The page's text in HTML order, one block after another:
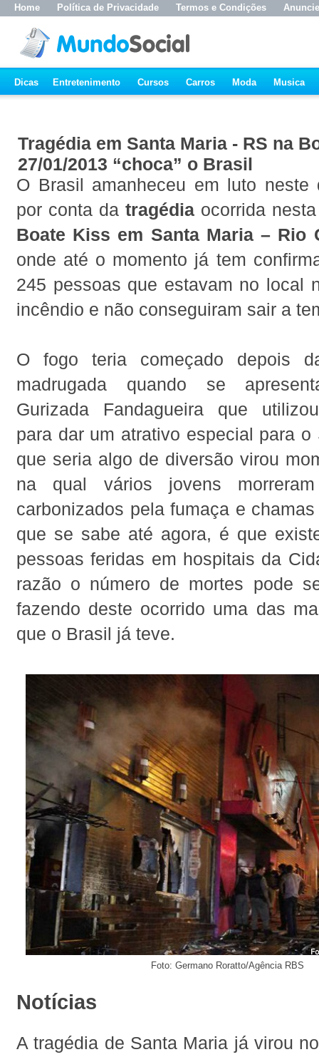
Home Política de Privacidade Termos e Condições Anuncie
Dicas Entretenimento Cursos Carros Moda Musica
Tragédia em Santa Maria - RS na
27/01/2013 “choca” o Brasil
O Brasil amanheceu em luto
por conta da tragédia ocorrida
Boate Kiss em Santa Maria – Rio
onde até o momento já tem
245 pessoas que estavam no local
incêndio e não conseguiram sair a
O fogo teria começado depois
madrugada quando se
Gurizada Fandagueira que
para dar um atrativo especial para o
que seria algo de diversão virou
na qual vários jovens
carbonizados pela fumaça e
que se sabe até agora, é que
pessoas feridas em hospitais da
razão o número de mortes pode
fazendo deste ocorrido uma das
que o Brasil já teve.
Foto: Germano Roratto/Agência RBS
Notícias
A tragédia de Santa Maria já virou